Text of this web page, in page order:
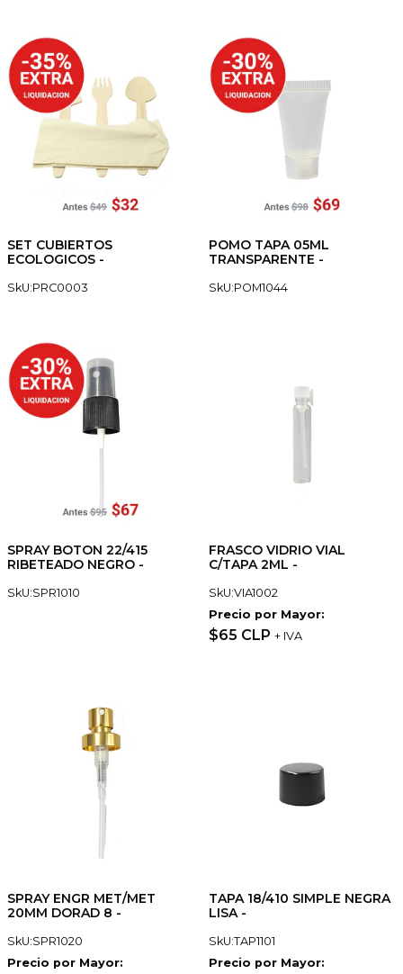
SET CUBIERTOS
ECOLOGICOS -
SkU:PRC0003
POMO TAPA 05ML
TRANSPARENTE -
SkU:POM1044
SPRAY BOTON 22/415
RIBETEADO NEGRO -
SkU:SPR1010
FRASCO VIDRIO VIAL
C/TAPA 2ML -
SkU:VIA1002
Precio por Mayor:
$65 CLP + IVA
SPRAY ENGR MET/MET
20MM DORAD 8 -
SkU:SPR1020
Precio por Mayor:
TAPA 18/410 SIMPLE NEGRA
LISA -
SkU:TAP1101
Precio por Mayor: